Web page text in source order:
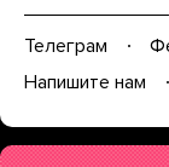
Телеграм
Напишите нам